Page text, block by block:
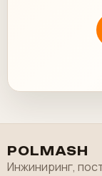
POLMASH
Инжиниринг,